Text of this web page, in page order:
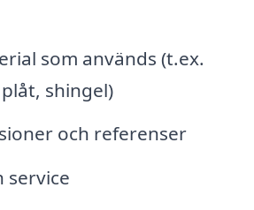
som används (t.ex.
shingel)
och referenser
service